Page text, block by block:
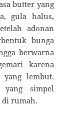
butter yang
gula halus,
adonan
bunga
berwarna
karena
lembut.
yang simpel
di rumah.